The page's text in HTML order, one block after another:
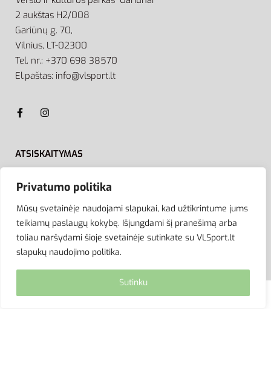
Privatumo politika
Mūsų svetainėje naudojami slapukai, kad užtikrintume jums
teikiamų paslaugų kokybę. Išjungdami šį pranešimą arba
toliau naršydami šioje svetainėje sutinkate su VLSport.lt
slapukų naudojimo politika.
Sutinku
2 aukštas H2/008
Gariūnų g. 70,
Vilnius, LT-02300
Tel. nr.: +370 698 38570
El.paštas: info@vlsport.lt
ATSISKAITYMAS